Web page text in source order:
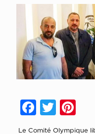
Facebook
Twitter
Le Comité Olympique